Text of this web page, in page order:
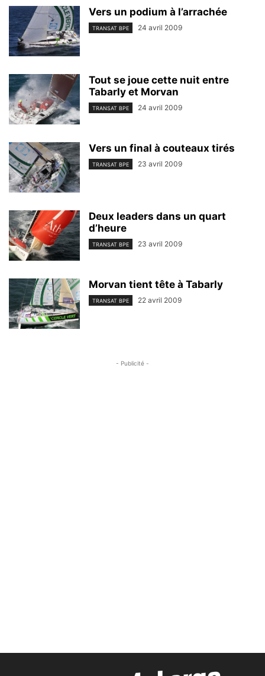
Vers un podium à l’arrachée
TRANSAT BPE 24 avril 2009
Tout se joue cette nuit entre
Tabarly et Morvan
TRANSAT BPE 24 avril 2009
Vers un final à couteaux tirés
TRANSAT BPE 23 avril 2009
Deux leaders dans un quart
d’heure
TRANSAT BPE 23 avril 2009
Morvan tient tête à Tabarly
TRANSAT BPE 22 avril 2009
- Publicité -